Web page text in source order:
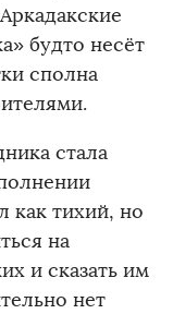
будто несёт
сполна
стала
как тихий, но
на
и сказать им
нет